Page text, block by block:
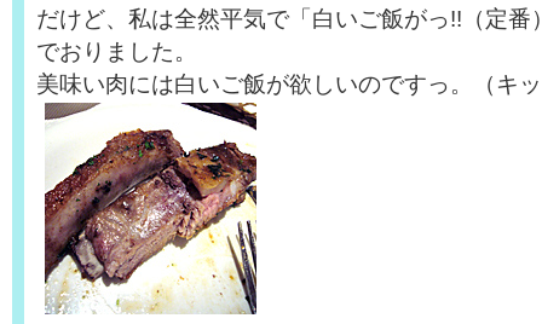
だけど、私は全然平気で「白いご飯がっ!!（定番
でおりました。
美味い肉には白いご飯が欲しいのですっ。（キ